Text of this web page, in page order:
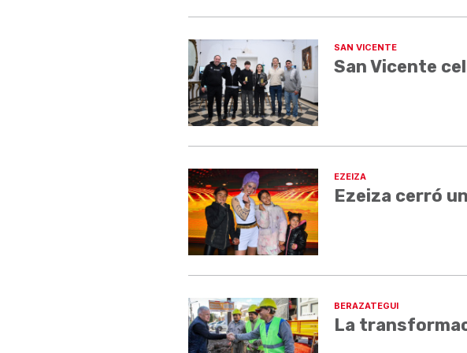
SAN VICENTE
San Vicente
EZEIZA
Ezeiza cerró
BERAZATEGUI
La